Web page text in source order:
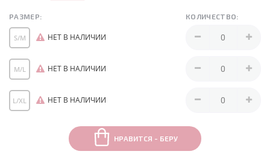
РАЗМЕР: КОЛИЧЕСТВО:
S/M НЕТ В НАЛИЧИИ
M/L НЕТ В НАЛИЧИИ
L/XL НЕТ В НАЛИЧИИ
НРАВИТСЯ - БЕРУ